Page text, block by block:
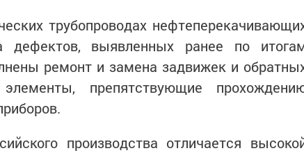
трубопроводах
дефектов, выявленных ранее по
ремонт и замена задвижек и
препятствующие
производства отличается